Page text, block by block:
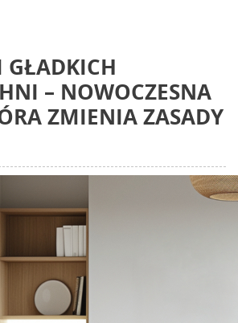
GŁADKICH
– NOWOCZESNA
ZMIENIA ZASADY